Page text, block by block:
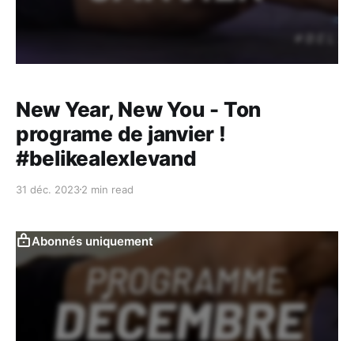
New Year, New You - Ton
programe de janvier !
#belikealexlevand
31 déc. 20232 min read
Abonnés uniquement